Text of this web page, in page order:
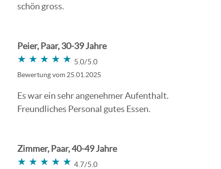
schön gross.
Peier, Paar, 30-39 Jahre
★★★★★
★★★★★ 5.0/5.0
Bewertung vom 25.01.2025
Es war ein sehr angenehmer Aufenthalt.
Freundliches Personal gutes Essen.
Zimmer, Paar, 40-49 Jahre
★★★★★
★★★★★ 4.7/5.0